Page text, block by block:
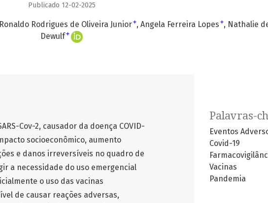
Publicado 12-02-2025
Ronaldo Rodrigues de Oliveira Junior+ Angela Ferreira Lopes +
Nathalie
Dewulf+
Palavras-
Eventos
Covid-19
Vacinas
Pandemia
Cov-2, causador da doença COVID-
socioeconômico, aumento
e danos irreversíveis no quadro de
a necessidade do uso emergencial
o uso das vacinas
de causar reações adversas,